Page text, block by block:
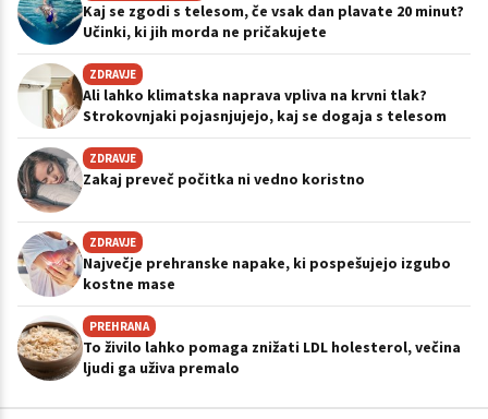
Kaj se zgodi s telesom, če vsak dan plavate 20 minut?
Učinki, ki jih morda ne pričakujete
ZDRAVJE
Ali lahko klimatska naprava vpliva na krvni tlak?
Strokovnjaki pojasnjujejo, kaj se dogaja s telesom
ZDRAVJE
Zakaj preveč počitka ni vedno koristno
ZDRAVJE
Največje prehranske napake, ki pospešujejo izgubo
kostne mase
PREHRANA
To živilo lahko pomaga znižati LDL holesterol, večina
ljudi ga uživa premalo